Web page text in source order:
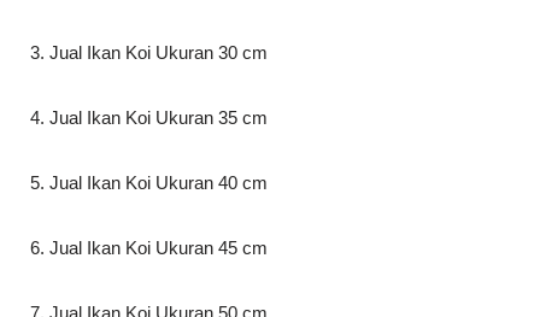
3. Jual Ikan Koi Ukuran 30 cm
4. Jual Ikan Koi Ukuran 35 cm
5. Jual Ikan Koi Ukuran 40 cm
6. Jual Ikan Koi Ukuran 45 cm